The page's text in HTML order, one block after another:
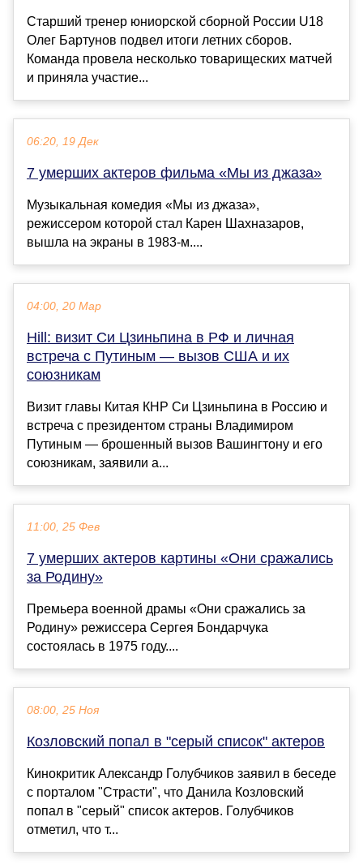
Старший тренер юниорской сборной России U18
Олег Бартунов подвел итоги летних сборов.
Команда провела несколько товарищеских матчей
и приняла участие...
06:20, 19 Дек
7 умерших актеров фильма «Мы из джаза»
Музыкальная комедия «Мы из джаза»,
режиссером которой стал Карен Шахназаров,
вышла на экраны в 1983-м....
04:00, 20 Мар
Hill: визит Си Цзиньпина в РФ и личная
встреча с Путиным — вызов США и их
союзникам
Визит главы Китая КНР Си Цзиньпина в Россию и
встреча с президентом страны Владимиром
Путиным — брошенный вызов Вашингтону и его
союзникам, заявили а...
11:00, 25 Фев
7 умерших актеров картины «Они сражались
за Родину»
Премьера военной драмы «Они сражались за
Родину» режиссера Сергея Бондарчука
состоялась в 1975 году....
08:00, 25 Ноя
Козловский попал в "серый список" актеров
Кинокритик Александр Голубчиков заявил в беседе
с порталом "Страсти", что Данила Козловский
попал в "серый" список актеров. Голубчиков
отметил, что т...